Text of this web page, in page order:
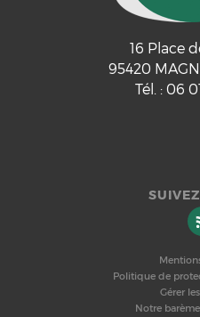
16 Place
95420
Tél. : 06
Politique de
Gérer
Notre